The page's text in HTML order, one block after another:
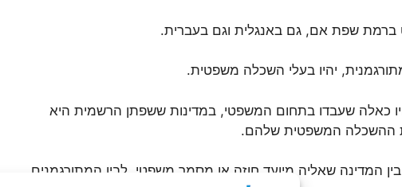
ברמת שפת אם, גם באנגלית וגם בעברית.
יהיו בעלי השכלה משפטית.
כאלה שעבדו בתחום המשפטי, במדינות ששפתן הרשמית היא
ההשכלה המשפטית שלהם.
המדינה שאליה מיועד חוזה או מסמך משפטי, לבין המתורגמנים.